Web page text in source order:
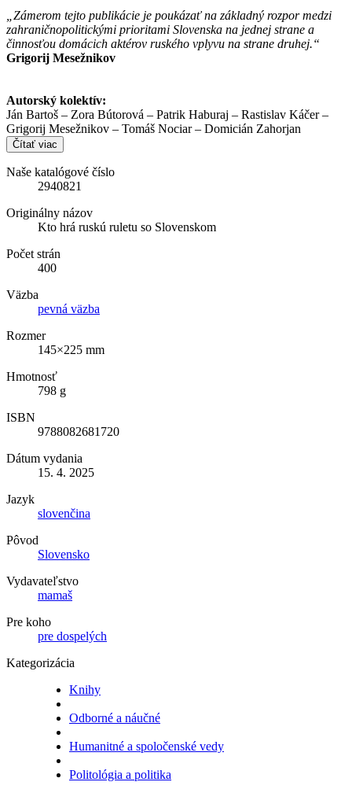
„Zámerom tejto publikácie je poukázať na základný rozpor medzi
zahraničnopolitickými prioritami Slovenska na jednej strane a
činnosťou domácich aktérov ruského vplyvu na strane druhej.“
Grigorij Mesežnikov
Autorský kolektív:
Ján Bartoš – Zora Bútorová – Patrik Haburaj – Rastislav Káčer –
Grigorij Mesežnikov – Tomáš Nociar – Domicián Zahorjan
Čítať viac
Naše katalógové číslo
2940821
Originálny názov
Kto hrá ruskú ruletu so Slovenskom
Počet strán
400
Väzba
pevná väzba
Rozmer
145×225 mm
Hmotnosť
798 g
ISBN
9788082681720
Dátum vydania
15. 4. 2025
Jazyk
slovenčina
Pôvod
Slovensko
Vydavateľstvo
mamaš
Pre koho
pre dospelých
Kategorizácia
Knihy
Odborné a náučné
Humanitné a spoločenské vedy
Politológia a politika